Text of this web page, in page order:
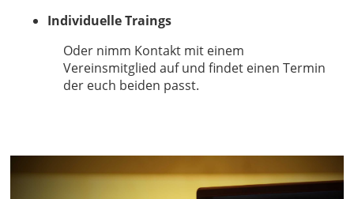
Individuelle Traings
Oder nimm Kontakt mit einem
Vereinsmitglied auf und findet einen Termin
der euch beiden passt.